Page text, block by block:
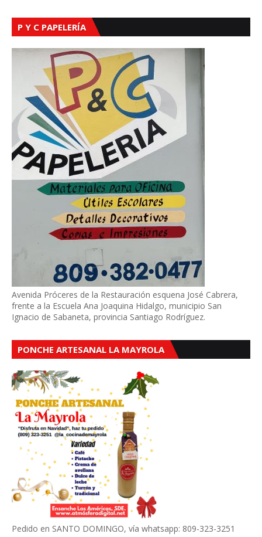
P Y C PAPELERÍA
Avenida Próceres de la Restauración esquena José Cabrera,
frente a la Escuela Ana Joaquina Hidalgo, municipio San
Ignacio de Sabaneta, provincia Santiago Rodríguez.
PONCHE ARTESANAL LA MAYROLA
Pedido en SANTO DOMINGO, vía whatsapp: 809-323-3251